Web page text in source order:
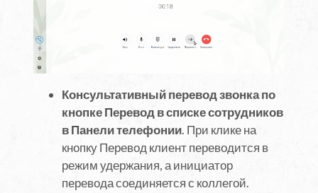
Консультативный перевод звонка по
кнопке Перевод в списке сотрудников
в Панели телефонии. При клике на
кнопку Перевод клиент переводится в
режим удержания, а инициатор
перевода соединяется с коллегой.